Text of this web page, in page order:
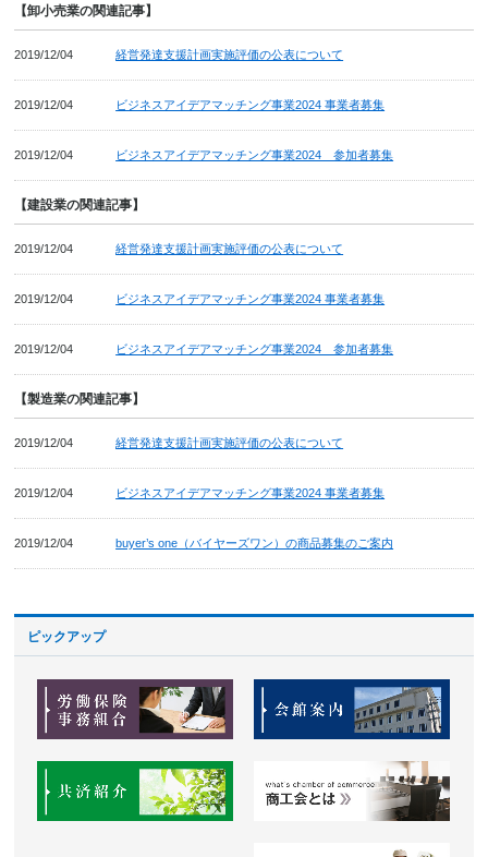
【卸小売業の関連記事】
2019/12/04 経営発達支援計画実施評価の公表について
2019/12/04 ビジネスアイデアマッチング事業2024 事業者募集
2019/12/04 ビジネスアイデアマッチング事業2024 参加者募集
【建設業の関連記事】
2019/12/04 経営発達支援計画実施評価の公表について
2019/12/04 ビジネスアイデアマッチング事業2024 事業者募集
2019/12/04 ビジネスアイデアマッチング事業2024 参加者募集
【製造業の関連記事】
2019/12/04 経営発達支援計画実施評価の公表について
2019/12/04 ビジネスアイデアマッチング事業2024 事業者募集
2019/12/04 buyer’s one（バイヤーズワン）の商品募集のご案内
ピックアップ